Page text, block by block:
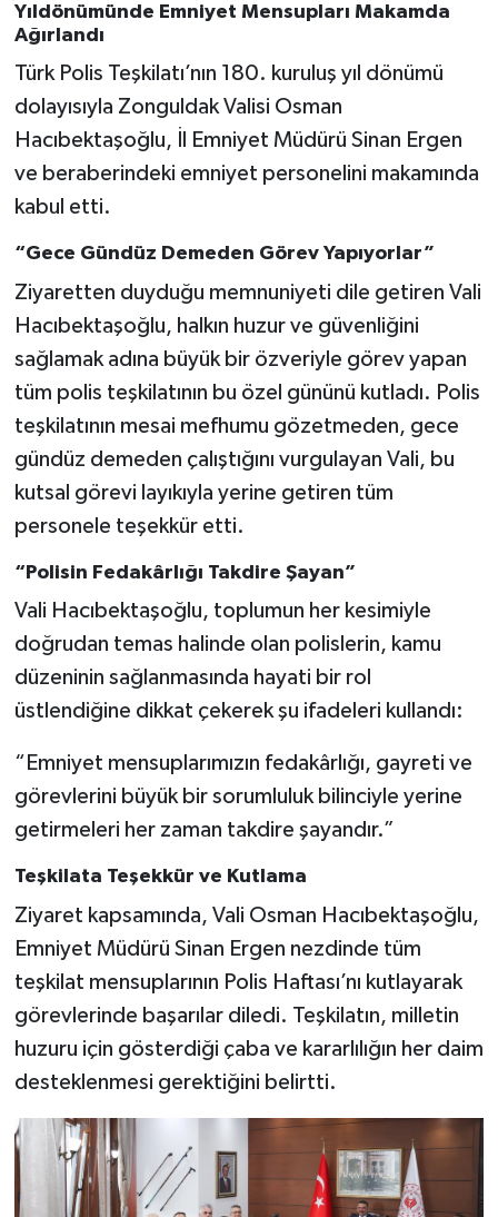
Yıldönümünde Emniyet Mensupları Makamda
Ağırlandı
Türk Polis Teşkilatı’nın 180. kuruluş yıl dönümü
dolayısıyla Zonguldak Valisi Osman
Hacıbektaşoğlu, İl Emniyet Müdürü Sinan Ergen
ve beraberindeki emniyet personelini makamında
kabul etti.
“Gece Gündüz Demeden Görev Yapıyorlar”
Ziyaretten duyduğu memnuniyeti dile getiren Vali
Hacıbektaşoğlu, halkın huzur ve güvenliğini
sağlamak adına büyük bir özveriyle görev yapan
tüm polis teşkilatının bu özel gününü kutladı. Polis
teşkilatının mesai mefhumu gözetmeden, gece
gündüz demeden çalıştığını vurgulayan Vali, bu
kutsal görevi layıkıyla yerine getiren tüm
personele teşekkür etti.
“Polisin Fedakârlığı Takdire Şayan”
Vali Hacıbektaşoğlu, toplumun her kesimiyle
doğrudan temas halinde olan polislerin, kamu
düzeninin sağlanmasında hayati bir rol
üstlendiğine dikkat çekerek şu ifadeleri kullandı:
“Emniyet mensuplarımızın fedakârlığı, gayreti ve
görevlerini büyük bir sorumluluk bilinciyle yerine
getirmeleri her zaman takdire şayandır.”
Teşkilata Teşekkür ve Kutlama
Ziyaret kapsamında, Vali Osman Hacıbektaşoğlu,
Emniyet Müdürü Sinan Ergen nezdinde tüm
teşkilat mensuplarının Polis Haftası’nı kutlayarak
görevlerinde başarılar diledi. Teşkilatın, milletin
huzuru için gösterdiği çaba ve kararlılığın her daim
desteklenmesi gerektiğini belirtti.